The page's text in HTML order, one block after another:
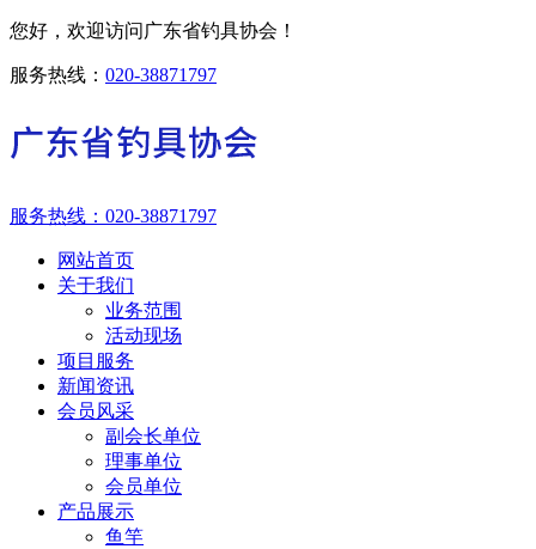
您好，欢迎访问广东省钓具协会！
服务热线： 020-38871797
服务热线： 020-38871797
网站首页
关于我们
业务范围
活动现场
项目服务
新闻资讯
会员风采
副会长单位
理事单位
会员单位
产品展示
鱼竿